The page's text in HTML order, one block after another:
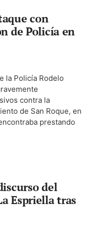
con
de Policía en
la Policía Rodelo
contra la
de San Roque, en
prestando
del
Espriella tras